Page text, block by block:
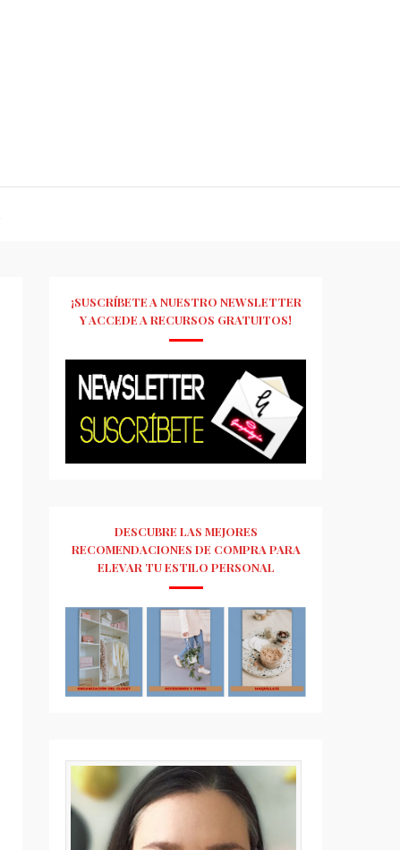
¡SUSCRÍBETE A NUESTRO NEWSLETTER
Y ACCEDE A RECURSOS GRATUITOS!
DESCUBRE LAS MEJORES
RECOMENDACIONES DE COMPRA PARA
ELEVAR TU ESTILO PERSONAL